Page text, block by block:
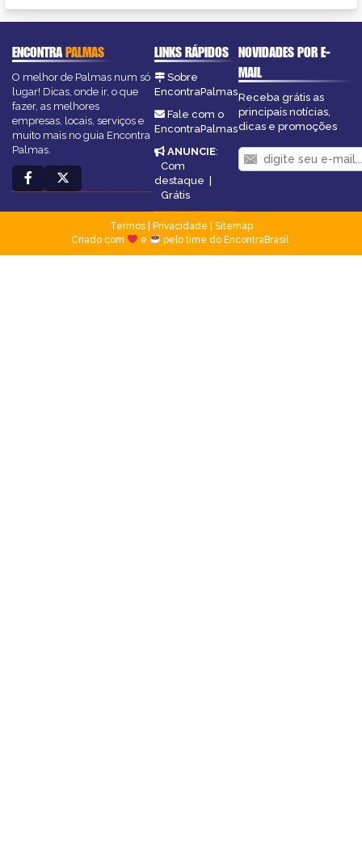
ENCONTRAPALMAS
O melhor de Palmas num só
lugar! Dicas, onde ir, o que
fazer, as melhores
empresas, locais, serviços e
muito mais no guia Encontra
Palmas.
LINKS RÁPIDOS
Sobre
EncontraPalmas
Fale com o
EncontraPalmas
ANUNCIE:
Com
destaque |
Grátis
NOVIDADES POR E-
MAIL
Receba grátis as
principais notícias,
dicas e promoções
Termos| Privacidade
Sitemap
Criado com
e pelo time do EncontraBrasil